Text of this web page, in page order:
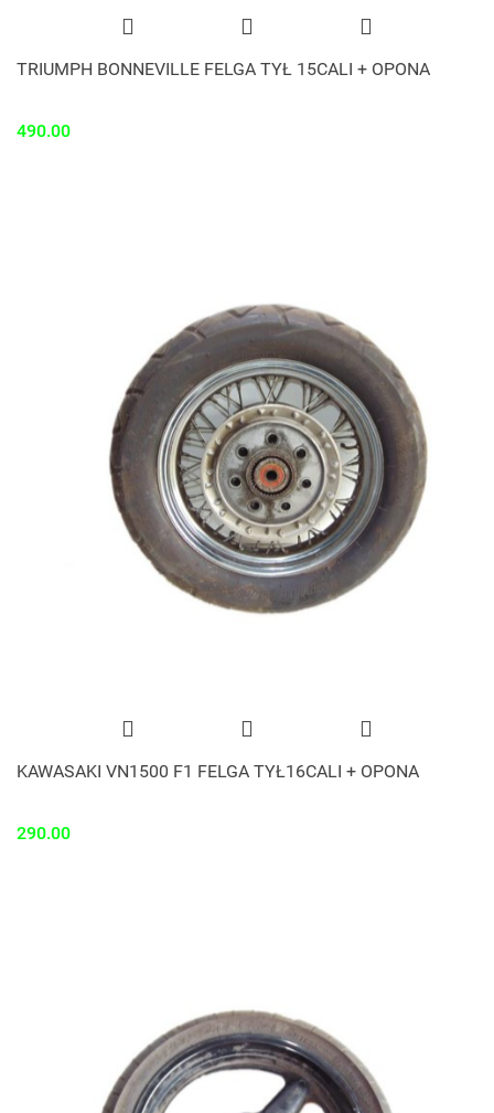
TRIUMPH BONNEVILLE FELGA TYŁ 15CALI + OPONA
490.00
KAWASAKI VN1500 F1 FELGA TYŁ16CALI + OPONA
290.00